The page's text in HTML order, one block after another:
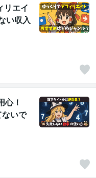
リエイ
い収入
ジャ
心！
ないで
メリ